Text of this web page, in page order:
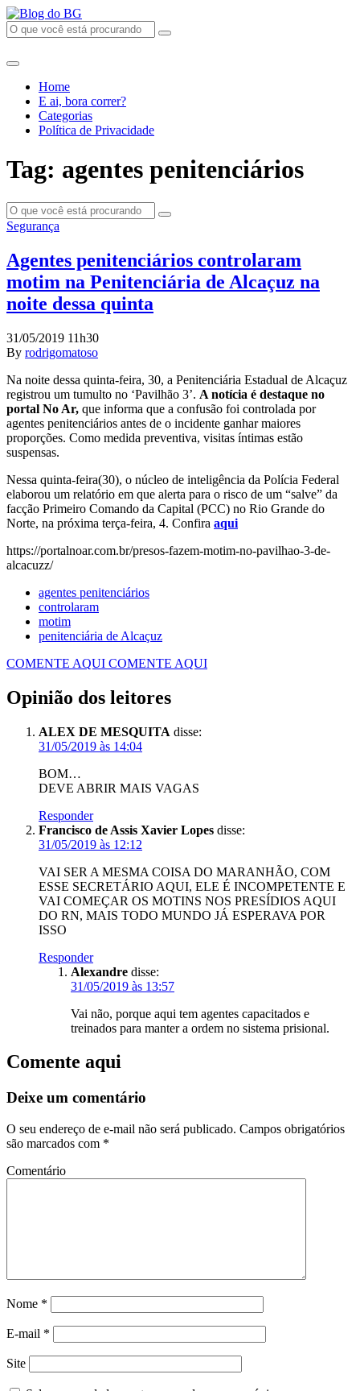
Home
E ai, bora correr?
Categorias
Política de Privacidade
Tag: agentes penitenciários
Segurança
Agentes penitenciários controlaram
motim na Penitenciária de Alcaçuz na
noite dessa quinta
31/05/2019 11h30
By rodrigomatoso
Na noite dessa quinta-feira, 30, a Penitenciária Estadual de Alcaçuz
registrou um tumulto no ‘Pavilhão 3’. A notícia é destaque no
portal No Ar, que informa que a confusão foi controlada por
agentes penitenciários antes de o incidente ganhar maiores
proporções. Como medida preventiva, visitas íntimas estão
suspensas.
Nessa quinta-feira(30), o núcleo de inteligência da Polícia Federal
elaborou um relatório em que alerta para o risco de um “salve” da
facção Primeiro Comando da Capital (PCC) no Rio Grande do
Norte, na próxima terça-feira, 4. Confira aqui
https://portalnoar.com.br/presos-fazem-motim-no-pavilhao-3-de-
alcacuzz/
agentes penitenciários
controlaram
motim
penitenciária de Alcaçuz
COMENTE AQUI COMENTE AQUI
Opinião dos leitores
ALEX DE MESQUITA disse:
31/05/2019 às 14:04
BOM…
DEVE ABRIR MAIS VAGAS
Responder
Francisco de Assis Xavier Lopes disse:
31/05/2019 às 12:12
VAI SER A MESMA COISA DO MARANHÃO, COM
ESSE SECRETÁRIO AQUI, ELE É INCOMPETENTE E
VAI COMEÇAR OS MOTINS NOS PRESÍDIOS AQUI
DO RN, MAIS TODO MUNDO JÁ ESPERAVA POR
ISSO
Responder
Alexandre disse:
31/05/2019 às 13:57
Vai não, porque aqui tem agentes capacitados e
treinados para manter a ordem no sistema prisional.
Comente aqui
Deixe um comentário
O seu endereço de e-mail não será publicado. Campos obrigatórios
são marcados com *
Comentário
Nome *
E-mail *
Site